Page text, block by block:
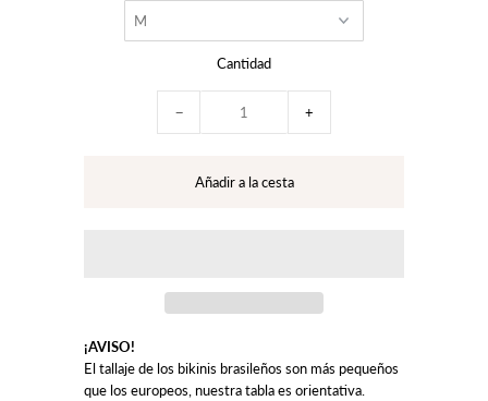
Cantidad
− +
¡AVISO!
El tallaje de los bikinis brasileños son más pequeños
que los europeos, nuestra tabla es orientativa.